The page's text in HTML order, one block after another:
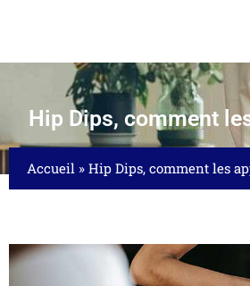
Hip Dips, comment
Accueil » Hip Dips, comment les